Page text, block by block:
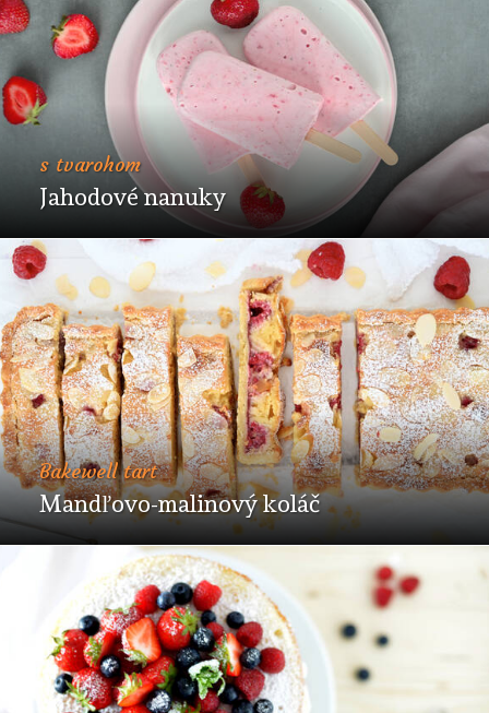
s tvarohom
Jahodové nanuky
Bakewell tart
Mandľovo-malinový koláč